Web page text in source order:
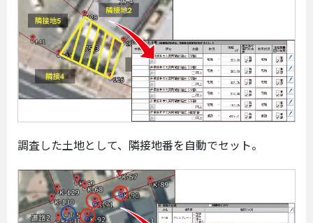
調査した土地として、隣接地番を自動でセット。